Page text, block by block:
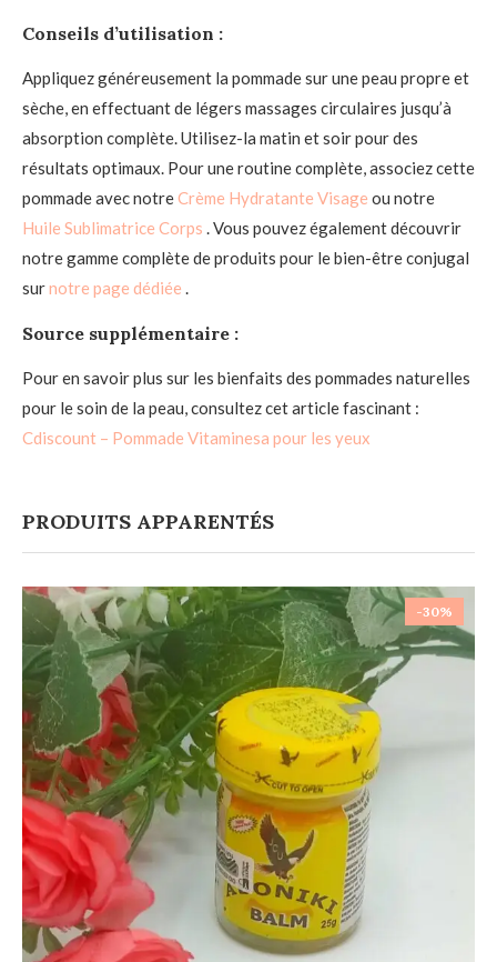
Conseils d’utilisation :
Appliquez généreusement la pommade sur une peau propre et
sèche, en effectuant de légers massages circulaires jusqu’à
absorption complète. Utilisez-la matin et soir pour des
résultats optimaux. Pour une routine complète, associez cette
pommade avec notreCrème Hydratante Visage ou notre
Huile Sublimatrice Corps . Vous pouvez également découvrir
notre gamme complète de produits pour le bien-être conjugal
surnotre page dédiée .
Source supplémentaire :
Pour en savoir plus sur les bienfaits des pommades naturelles
pour le soin de la peau, consultez cet article fascinant :
Cdiscount – Pommade Vitaminesa pour les yeux
PRODUITS APPARENTÉS
-30%